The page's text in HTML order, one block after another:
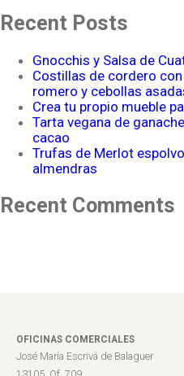
Recent Posts
Gnocchis y Salsa de
Costillas de cordero
romero y cebollas
Crea tu propio mueble
Tarta vegana de
cacao
Trufas de Merlot
almendras
Recent Comments
OFICINAS COMERCIALES
José María Escrivá de Balaguer